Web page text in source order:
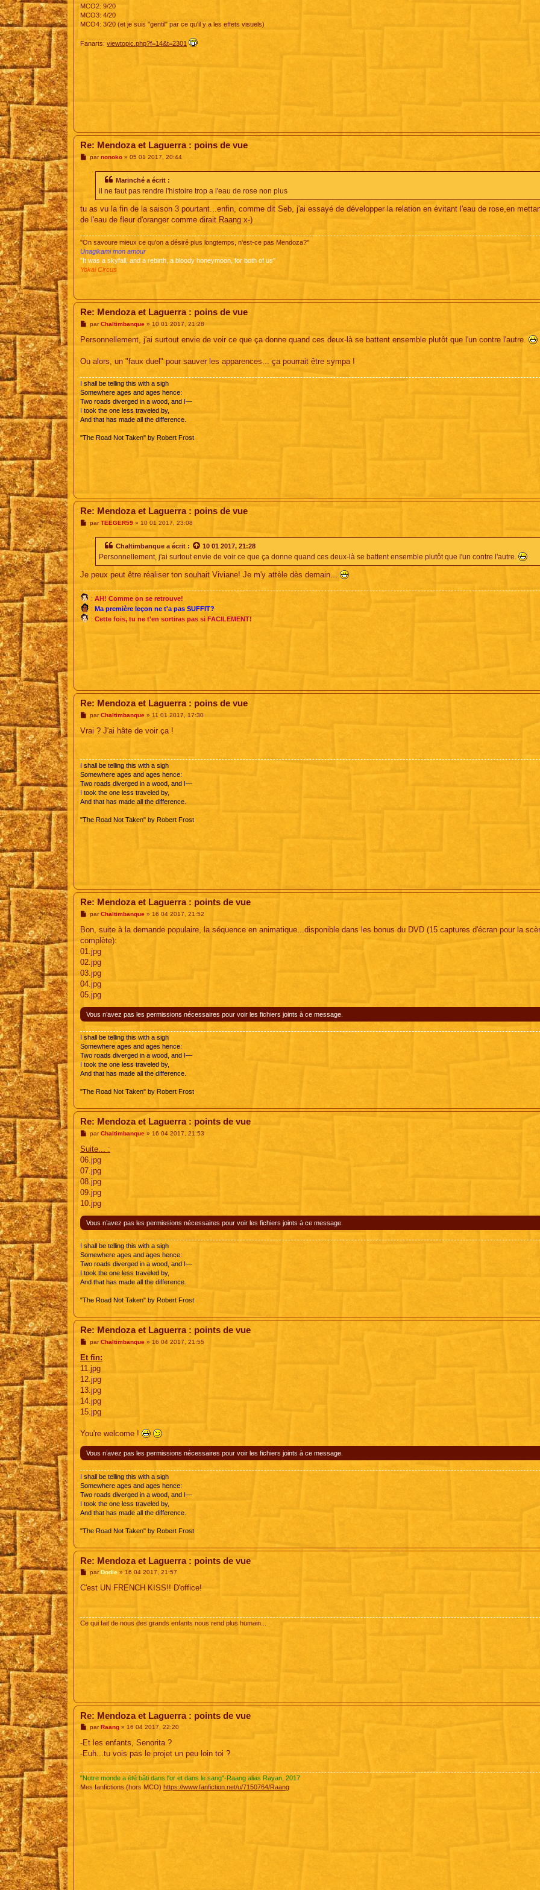
MCO2: 9/20
MCO3: 4/20
MCO4: 3/20 (et je suis "gentil" par ce qu'il y a les effets visuels)
Fanarts: viewtopic.php?f=14&t=2301
Re: Mendoza et Laguerra : poins de vue
Mparnonoko» 05 01 2017, 20:44
Marinché a écrit :
il ne faut pas rendre l'histoire trop a l'eau de rose non plus
tu as vu la fin de la saison 3 pourtant...enfin, comme dit Seb, j'ai essayé de développer la relation en évitant l'eau de rose,en
de l'eau de fleur d'oranger comme dirait Raang x-)
"On savoure mieux ce qu'on a désiré plus longtemps, n'est-ce pas Mendoza?"
Unagikami mon amour
"It was a skyfall, and a rebirth, a bloody honeymoon, for both of us"
Yokai Circus
Re: Mendoza et Laguerra : poins de vue
M
s
g
par Chaltimbanque» 10 01 2017, 21:28
Personnellement, j'ai surtout envie de voir ce que ça donne quand ces deux-là se battent ensemble plutôt que l'un contre l'autre.
Ou alors, un "faux duel" pour sauver les apparences... ça pourrait être sympa !
I shall be telling this with a sigh
Somewhere ages and ages hence:
Two roads diverged in a wood, and I—
I took the one less traveled by,
And that has made all the difference.
"The Road Not Taken" by Robert Frost
Re: Mendoza et Laguerra : poins de vue
MparTEEGER59» 10 01 2017, 23:08
Chaltimbanque a écrit : 10 01 2017, 21:28
Personnellement, j'ai surtout envie de voir ce que ça donne quand ces deux-là se battent ensemble plutôt que l'un contre l'autre.
Je peux peut être réaliser ton souhait Viviane! Je m'y attèle dès demain...
: AH! Comme on se retrouve!
: Ma première leçon ne t'a pas SUFFIT?
: Cette fois, tu ne t'en sortiras pas si FACILEMENT!
Re: Mendoza et Laguerra : poins de vue
M
s
parChaltimbanque» 11 01 2017, 17:30
Vrai ? J'ai hâte de voir ça !
I shall be telling this with a sigh
Somewhere ages and ages hence:
Two roads diverged in a wood, and I—
I took the one less traveled by,
And that has made all the difference.
"The Road Not Taken" by Robert Frost
Re: Mendoza et Laguerra : points de vue
M
s
a
g
e
parChaltimbanque» 16 04 2017, 21:52
Bon, suite à la demande populaire, la séquence en animatique...disponible dans les bonus du DVD (15 captures d'écran pour la
complète):
01.jpg
02.jpg
03.jpg
04.jpg
05.jpg
Vous n’avez pas les permissions nécessaires pour voir les fichiers joints à ce message.
I shall be telling this with a sigh
Somewhere ages and ages hence:
Two roads diverged in a wood, and I—
I took the one less traveled by,
And that has made all the difference.
"The Road Not Taken" by Robert Frost
Re: Mendoza et Laguerra : points de vue
M
s
s
a
g
e
parChaltimbanque» 16 04 2017, 21:53
Suite... :
06.jpg
07.jpg
08.jpg
09.jpg
10.jpg
Vous n’avez pas les permissions nécessaires pour voir les fichiers joints à ce message.
I shall be telling this with a sigh
Somewhere ages and ages hence:
Two roads diverged in a wood, and I—
I took the one less traveled by,
And that has made all the difference.
"The Road Not Taken" by Robert Frost
Re: Mendoza et Laguerra : points de vue
M
s
s
a
g
e
parChaltimbanque» 16 04 2017, 21:55
Et fin:
11.jpg
12.jpg
13.jpg
14.jpg
15.jpg
You're welcome !
Vous n’avez pas les permissions nécessaires pour voir les fichiers joints à ce message.
I shall be telling this with a sigh
Somewhere ages and ages hence:
Two roads diverged in a wood, and I—
I took the one less traveled by,
And that has made all the difference.
"The Road Not Taken" by Robert Frost
Re: Mendoza et Laguerra : points de vue
M
s
parDodie» 16 04 2017, 21:57
C'est UN FRENCH KISS!! D'office!
Ce qui fait de nous des grands enfants nous rend plus humain...
Re: Mendoza et Laguerra : points de vue
M
s
a
parRaang» 16 04 2017, 22:20
-Et les enfants, Senorita ?
-Euh...tu vois pas le projet un peu loin toi ?
"Notre monde a été bâti dans l'or et dans le sang"-Raang alias Rayan, 2017
Mes fanfictions (hors MCO) https://www.fanfiction.net/u/7150764/Raang